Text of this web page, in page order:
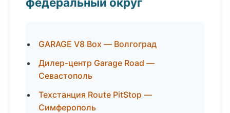
GARAGE V8 Box — Волгоград
Дилер-центр Garage Road —
Севастополь
Техстанция Route PitStop —
Симферополь